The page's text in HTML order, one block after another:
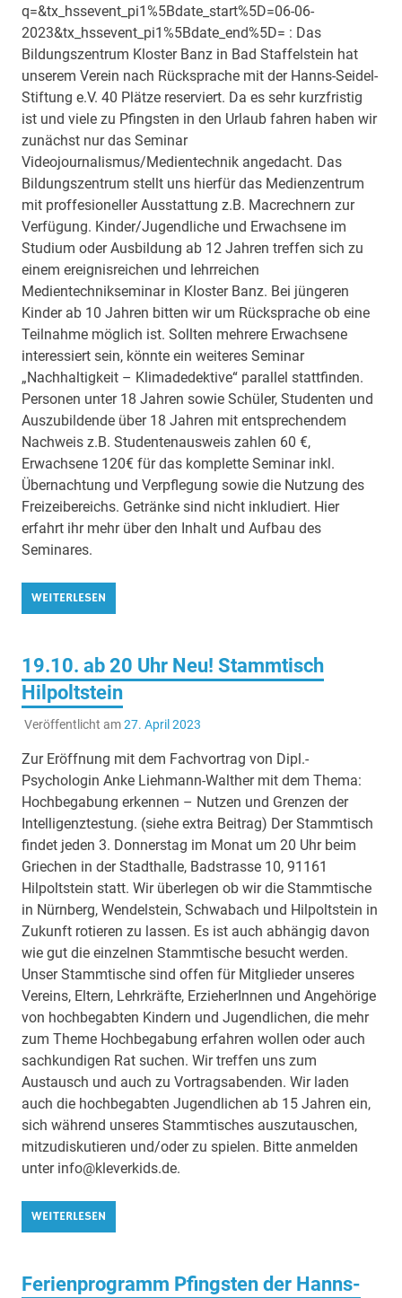
q=&tx_hssevent_pi1%5Bdate_start%5D=06-06-
2023&tx_hssevent_pi1%5Bdate_end%5D= : Das
Bildungszentrum Kloster Banz in Bad Staffelstein hat
unserem Verein nach Rücksprache mit der Hanns-Seidel-
Stiftung e.V. 40 Plätze reserviert. Da es sehr kurzfristig
ist und viele zu Pfingsten in den Urlaub fahren haben wir
zunächst nur das Seminar
Videojournalismus/Medientechnik angedacht. Das
Bildungszentrum stellt uns hierfür das Medienzentrum
mit proffesioneller Ausstattung z.B. Macrechnern zur
Verfügung. Kinder/Jugendliche und Erwachsene im
Studium oder Ausbildung ab 12 Jahren treffen sich zu
einem ereignisreichen und lehrreichen
Medientechnikseminar in Kloster Banz. Bei jüngeren
Kinder ab 10 Jahren bitten wir um Rücksprache ob eine
Teilnahme möglich ist. Sollten mehrere Erwachsene
interessiert sein, könnte ein weiteres Seminar
„Nachhaltigkeit – Klimadedektive“ parallel stattfinden.
Personen unter 18 Jahren sowie Schüler, Studenten und
Auszubildende über 18 Jahren mit entsprechendem
Nachweis z.B. Studentenausweis zahlen 60 €,
Erwachsene 120€ für das komplette Seminar inkl.
Übernachtung und Verpflegung sowie die Nutzung des
Freizeibereichs. Getränke sind nicht inkludiert. Hier
erfahrt ihr mehr über den Inhalt und Aufbau des
Seminares.
WEITERLESEN
19.10. ab 20 Uhr Neu! Stammtisch
Hilpoltstein
Veröffentlicht am27. April 2023
Zur Eröffnung mit dem Fachvortrag von Dipl.-
Psychologin Anke Liehmann-Walther mit dem Thema:
Hochbegabung erkennen – Nutzen und Grenzen der
Intelligenztestung. (siehe extra Beitrag) Der Stammtisch
findet jeden 3. Donnerstag im Monat um 20 Uhr beim
Griechen in der Stadthalle, Badstrasse 10, 91161
Hilpoltstein statt. Wir überlegen ob wir die Stammtische
in Nürnberg, Wendelstein, Schwabach und Hilpoltstein in
Zukunft rotieren zu lassen. Es ist auch abhängig davon
wie gut die einzelnen Stammtische besucht werden.
Unser Stammtische sind offen für Mitglieder unseres
Vereins, Eltern, Lehrkräfte, ErzieherInnen und Angehörige
von hochbegabten Kindern und Jugendlichen, die mehr
zum Theme Hochbegabung erfahren wollen oder auch
sachkundigen Rat suchen. Wir treffen uns zum
Austausch und auch zu Vortragsabenden. Wir laden
auch die hochbegabten Jugendlichen ab 15 Jahren ein,
sich während unseres Stammtisches auszutauschen,
mitzudiskutieren und/oder zu spielen. Bitte anmelden
unter info@kleverkids.de.
WEITERLESEN
Ferienprogramm Pfingsten der Hanns-